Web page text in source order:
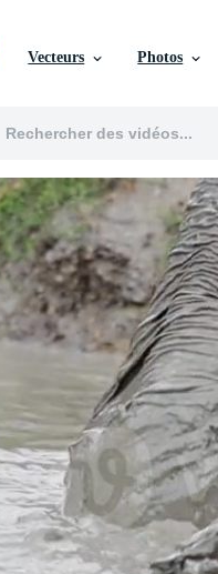
Vecteurs Photos